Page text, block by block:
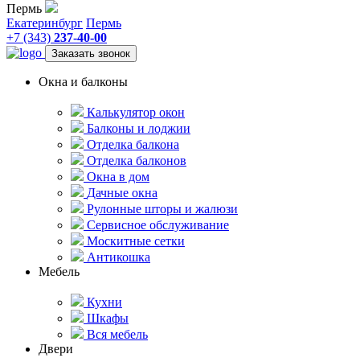
Пермь
Екатеринбург Пермь
+7 (343) 237-40-00
Заказать звонок
Окна и балконы
Калькулятор окон
Балконы и лоджии
Отделка балкона
Отделка балконов
Окна в дом
Дачные окна
Рулонные шторы и жалюзи
Сервисное обслуживание
Москитные сетки
Антикошка
Мебель
Кухни
Шкафы
Вся мебель
Двери